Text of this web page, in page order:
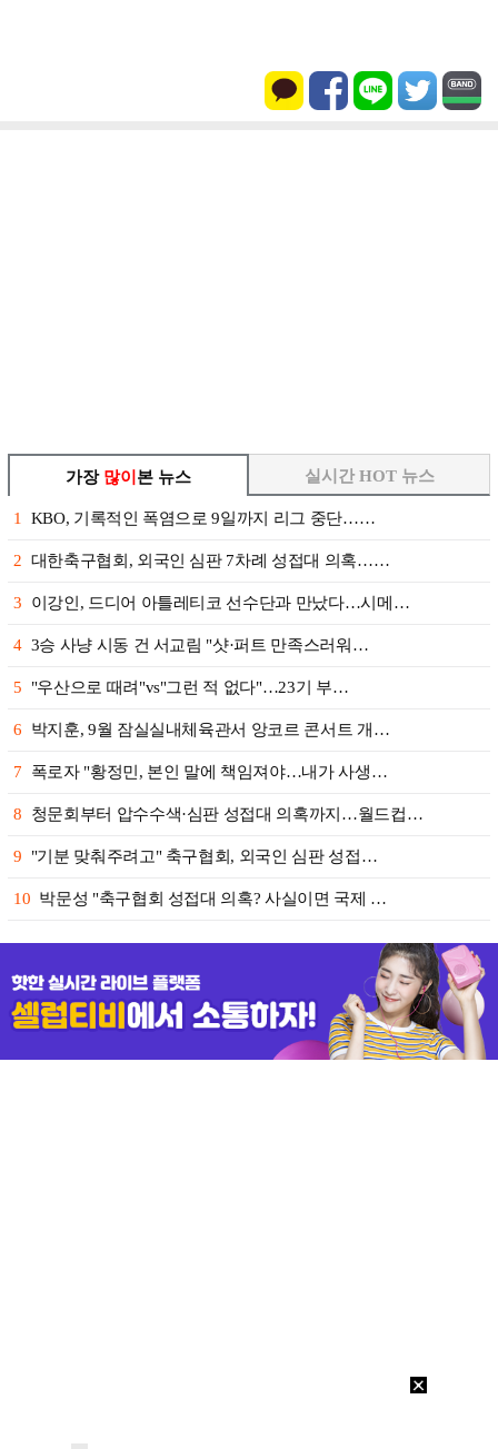
가장 많이 본 뉴스
1 KBO, 기록적인 폭염으로 9일까지 리그 중단……
2 대한축구협회, 외국인 심판 7차례 성접대 의혹……
3 이강인, 드디어 아틀레티코 선수단과 만났다…시메…
4 3승 사냥 시동 건 서교림 "샷·퍼트 만족스러워…
5 "우산으로 때려"vs"그런 적 없다"…23기 부…
6 박지훈, 9월 잠실실내체육관서 앙코르 콘서트 개…
7 폭로자 "황정민, 본인 말에 책임져야…내가 사생…
8 청문회부터 압수수색·심판 성접대 의혹까지…월드컵…
9 "기분 맞춰주려고" 축구협회, 외국인 심판 성접…
10 박문성 "축구협회 성접대 의혹? 사실이면 국제 …
실시간 HOT 뉴스